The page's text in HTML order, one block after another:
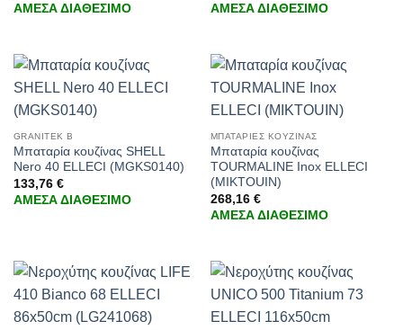
ΑΜΕΣΑ ΔΙΑΘΕΣΙΜΟ
ΑΜΕΣΑ ΔΙΑΘΕΣΙΜΟ
GRANITEK B
Μπαταρία κουζίνας SHELL
Nero 40 ELLECI (MGKS0140)
133,76 €
ΑΜΕΣΑ ΔΙΑΘΕΣΙΜΟ
ΜΠΑΤΑΡΙΕΣ ΚΟΥΖΙΝΑΣ
Μπαταρία κουζίνας
TOURMALINE Inox ELLECI
(MIKTOUIN)
268,16 €
ΑΜΕΣΑ ΔΙΑΘΕΣΙΜΟ